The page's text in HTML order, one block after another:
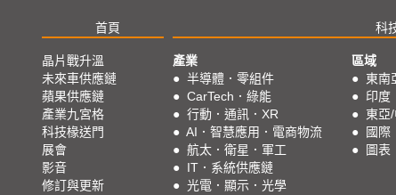
首頁 科
晶片戰升溫
未來車供應鏈
蘋果供應鏈
產業九宮格
科技椽送門
展會
影音
修訂與更新
產業
● 半導體．零組件
● CarTech．綠能
● 行動．通訊．XR
● AI．智慧應用．電商物流
● 航太．衛星．軍工
● IT．系統供應鏈
● 光電．顯示．光學
區域
● 東南
● 印度
● 東亞
●
國際
●
圖表